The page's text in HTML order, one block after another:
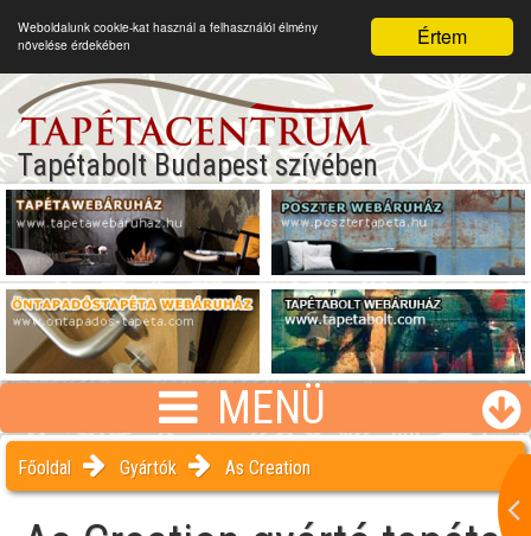
Értem
Weboldalunk cookie-kat használ a felhasználói élmény
növelése érdekében
Tapétabolt Budapest szívében
MENÜ
Főoldal Gyártók As Creation